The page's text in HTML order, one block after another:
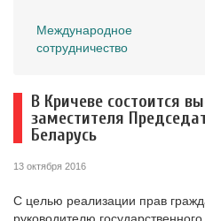
Международное
сотрудничество
В Кричеве состоится
заместителя
Беларусь
13 октября 2016
С целью реализации прав